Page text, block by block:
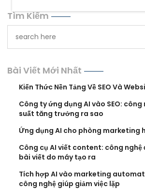
Tìm Kiếm
Bài Viết Mới Nhất
Kiến Thức Nền Tảng Về SEO Và
Công ty ứng dụng AI vào SEO: công
suất tăng trưởng ra sao
Ứng dụng AI cho phòng marketing
Công cụ AI viết content: công nghệ
bài viết do máy tạo ra
Tích hợp AI vào marketing
công nghệ giúp giảm việc lặp